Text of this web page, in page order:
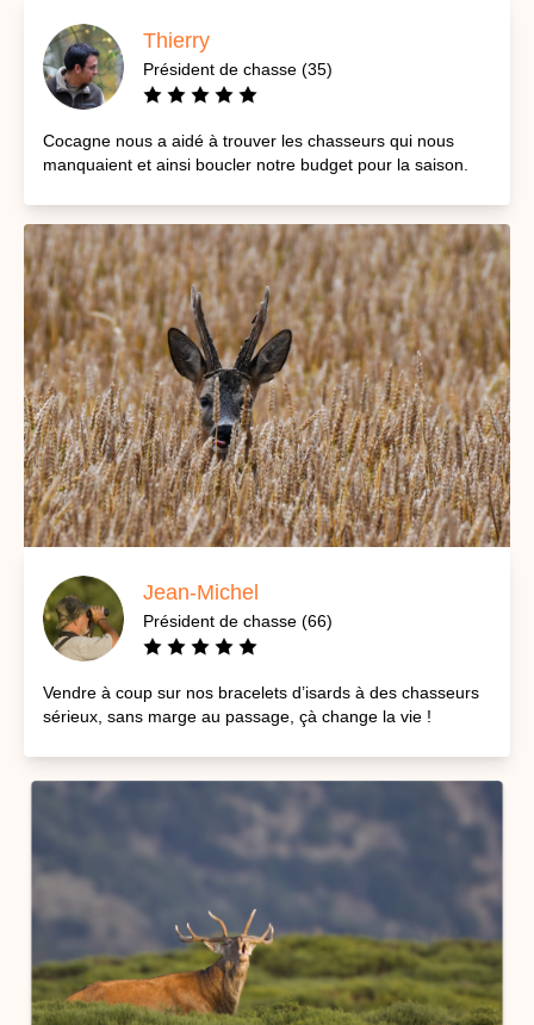
Thierry
Président de chasse (35)
Cocagne nous a aidé à trouver les chasseurs qui nous
manquaient et ainsi boucler notre budget pour la saison.
Jean-Michel
Président de chasse (66)
Vendre à coup sur nos bracelets d’isards à des chasseurs
sérieux, sans marge au passage, çà change la vie !